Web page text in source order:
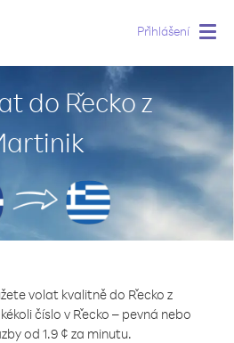
Přihlášení
do Řecko z
volat kvalitně do Řecko z
číslo v Řecko – pevná nebo
od 1.9 ¢ za minutu.